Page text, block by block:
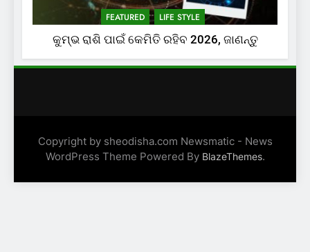
FEATURED LIFE STYLE
କୁମ୍ଭ ରାଶି ପାଇଁ କେମିତି ରହିବ 2026, ଜାଣନ୍ତୁ
Copyright by sheodisha.com Newsmatic - News
WordPress Theme Powered By BlazeThemes.